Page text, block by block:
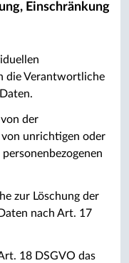
Einschränkung
die Verantwortliche
der
unrichtigen oder
zur Löschung der
nach Art. 17
18 DSGVO das